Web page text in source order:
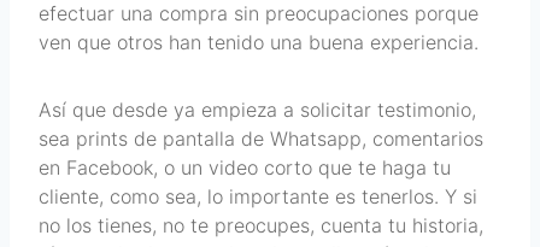
efectuar una compra sin preocupaciones porque
ven que otros han tenido una buena experiencia.
Así que desde ya empieza a solicitar testimonio,
sea prints de pantalla de Whatsapp, comentarios
en Facebook, o un video corto que te haga tu
cliente, como sea, lo importante es tenerlos. Y si
no los tienes, no te preocupes, cuenta tu historia,